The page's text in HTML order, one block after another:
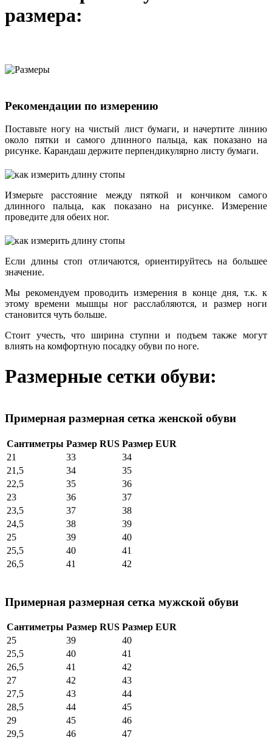
размера:
Рекомендации по измерению
Поставьте ногу на чистый лист бумаги, и начертите линию
около пятки и самого длинного пальца, как показано на
рисунке. Карандаш держите перпендикулярно листу бумаги.
Измерьте расстояние между пяткой и кончиком самого
длинного пальца, как показано на рисунке. Измерение
проведите для обеих ног.
Если длины стоп отличаются, ориентируйтесь на большее
значение.
Мы рекомендуем проводить измерения в конце дня, т.к. к
этому времени мышцы ног расслабляются, и размер ноги
становится чуть больше.
Стоит учесть, что ширина ступни и подъем также могут
влиять на комфортную посадку обуви по ноге.
Размерные сетки обуви:
Примерная размерная сетка женской обуви
Сантиметры Размер RUS Размер EUR
21
33
34
21,5
34
35
22,5
35
36
23
36
37
23,5
37
38
24,5
38
39
25
39
40
25,5
40
41
26,5
41 42
Примерная размерная сетка мужской обуви
Сантиметры Размер RUS Размер EUR
25
39
40
25,5
40
41
26,5
41
42
27
42
43
27,5
43
44
28,5
44
45
29
45
46
29,5
46
47